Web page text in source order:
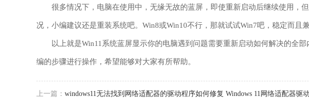
很多情况下，电脑在使用中，无缘无故的蓝屏，即使重新启动后继续使用，
况，小编建议还是重装系统吧。Win8或Win10不行，那就试试Win7吧，稳定而且
以上就是Win11系统蓝屏显示你的电脑遇到问题需要重新启动如何解决的全部
编的步骤进行操作，希望能够对大家有所帮助。
上一篇： windows11无法找到网络适配器的驱动程序如何修复 Windows 11网络适配器驱